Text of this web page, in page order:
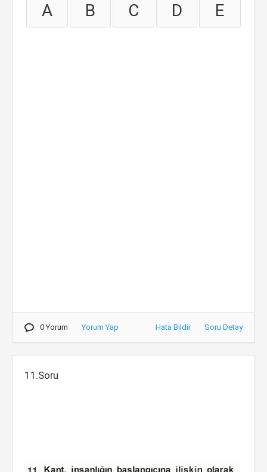
A B C D E
0 Yorum Yorum Yap Hata Bildir Soru Detay
11.Soru